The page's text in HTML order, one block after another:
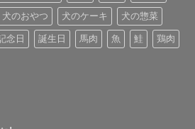
犬のおやつ 犬のケーキ 犬の惣菜
念日 誕生日 馬肉 魚 鮭 鶏肉